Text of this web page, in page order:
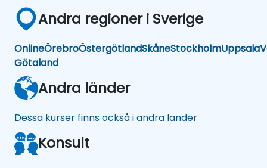
Andra regioner i Sverige
OnlineÖrebroÖstergötlandSkåneStockholmUppsala
Götaland
Andra länder
Dessa kurser finns också i andra länder
Konsult